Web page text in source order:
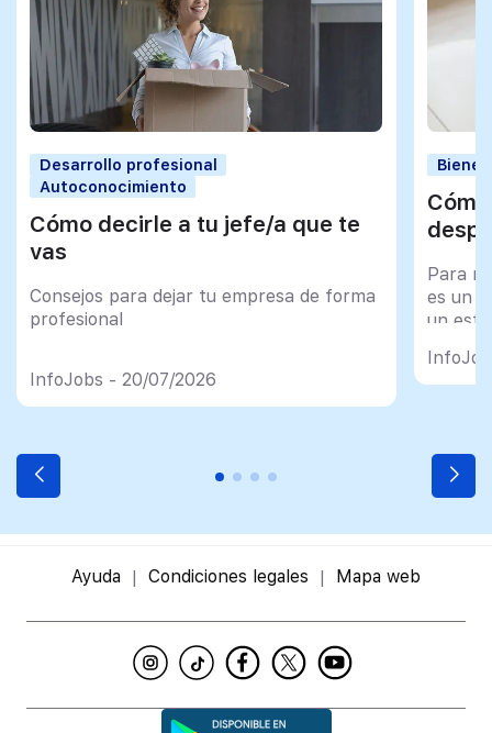
Desarrollo profesional
Autoconocimiento
Cómo decirle a tu jefe/a que te
vas
Consejos para dejar tu empresa de forma
profesional
InfoJobs - 20/07/2026
Para
es un
un
Ayuda Condiciones legales Mapa web